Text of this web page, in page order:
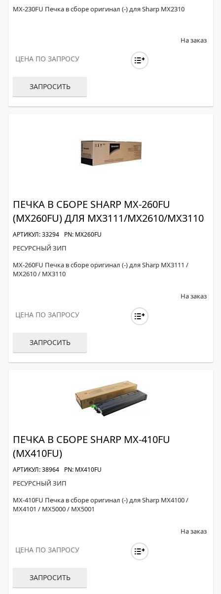
MX-230FU Печка в сборе оригинал (-) для Sharp MX2310
На заказ
ЦЕНА ПО ЗАПРОСУ
ЗАПРОСИТЬ
ПЕЧКА В СБОРЕ SHARP MX-260FU
(MX260FU) ДЛЯ MX3111/MX2610/MX3110
АРТИКУЛ: 33294 PN: MX260FU
РЕСУРСНЫЙ ЗИП
MX-260FU Печка в сборе оригинал (-) для Sharp MX3111 /
MX2610 / MX3110
На заказ
ЦЕНА ПО ЗАПРОСУ
ЗАПРОСИТЬ
ПЕЧКА В СБОРЕ SHARP MX-410FU
(MX410FU)
АРТИКУЛ: 38964 PN: MX410FU
РЕСУРСНЫЙ ЗИП
MX-410FU Печка в сборе оригинал (-) для Sharp MX4100 /
MX4101 / MX5000 / MX5001
На заказ
ЦЕНА ПО ЗАПРОСУ
ЗАПРОСИТЬ